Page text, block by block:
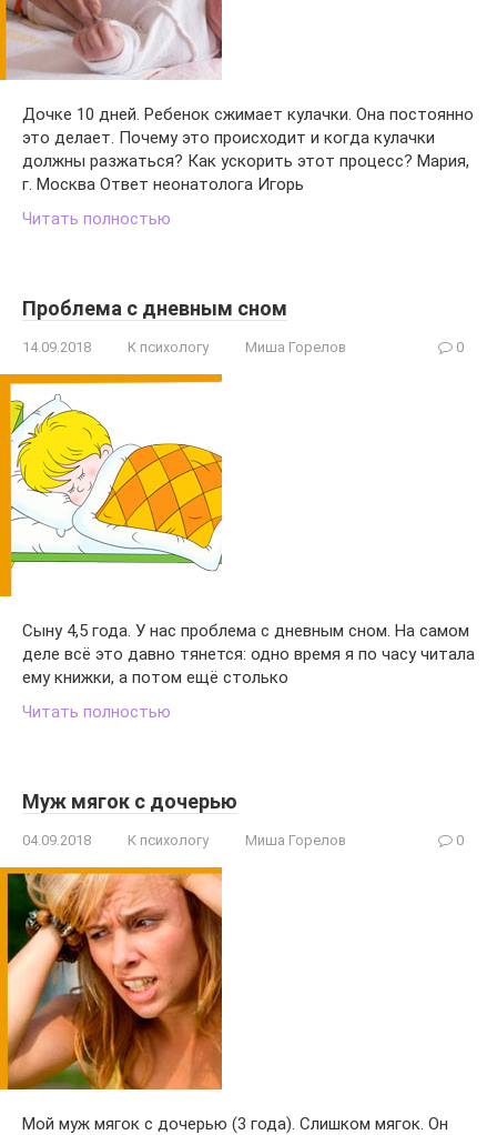
Дочке 10 дней. Ребенок сжимает кулачки. Она постоянно
это делает. Почему это происходит и когда кулачки
должны разжаться? Как ускорить этот процесс? Мария,
г. Москва Ответ неонатолога Игорь
Читать полностью
Проблема с дневным сном
14.09.2018 К психологу Миша Горелов 0
Сыну 4,5 года. У нас проблема с дневным сном. На самом
деле всё это давно тянется: одно время я по часу читала
ему книжки, а потом ещё столько
Читать полностью
Муж мягок с дочерью
04.09.2018 К психологу Миша Горелов 0
Мой муж мягок с дочерью (3 года). Слишком мягок. Он